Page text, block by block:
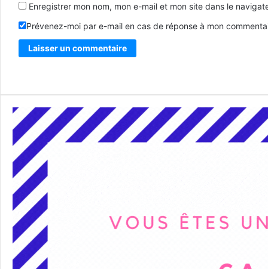
Enregistrer mon nom, mon e-mail et mon site dans le
Prévenez-moi par e-mail en cas de réponse à mon